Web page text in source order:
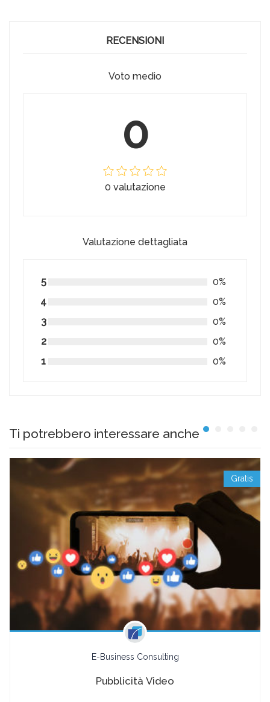
RECENSIONI
Voto medio
0
0 valutazione
Valutazione dettagliata
5
0%
4
0%
3
0%
2
0%
1
0%
Ti potrebbero interessare anche
Gratis
E-Business Consulting
Pubblicità Video